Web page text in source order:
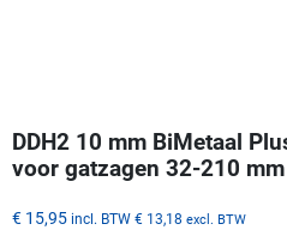
DDH2 10 mm BiMetaal
voor gatzagen 32-210 mm
€ 15,95 incl. BTW € 13,18 excl. BTW